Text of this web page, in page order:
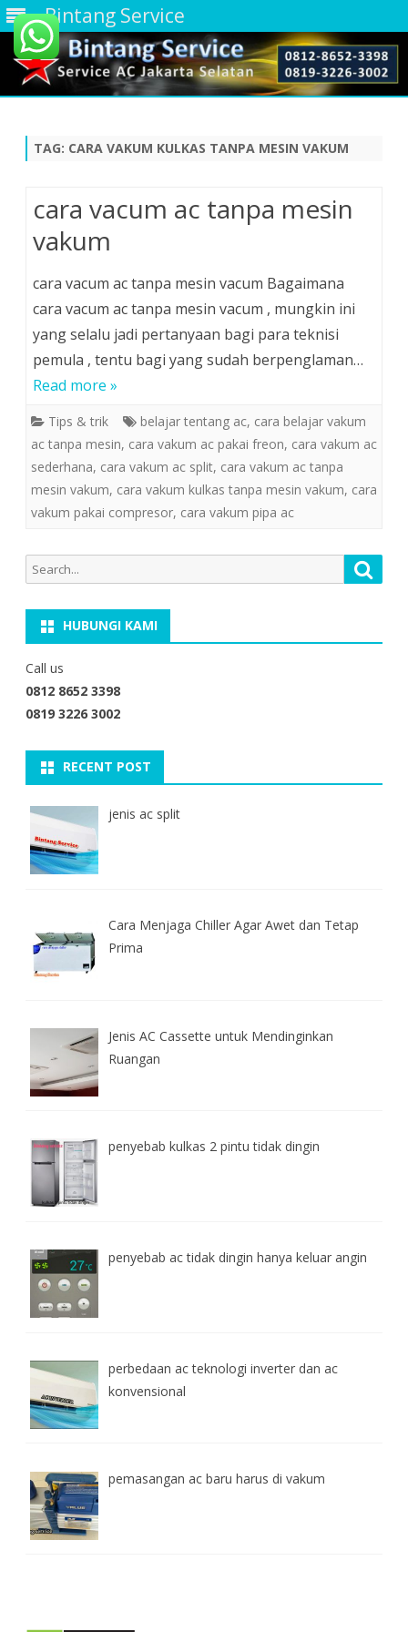
Bintang Service
TAG: CARA VAKUM KULKAS TANPA MESIN VAKUM
cara vacum ac tanpa mesin
vakum
cara vacum ac tanpa mesin vacum Bagaimana
cara vacum ac tanpa mesin vacum , mungkin ini
yang selalu jadi pertanyaan bagi para teknisi
pemula , tentu bagi yang sudah berpenglaman…
Read more »
Tips & trik belajar tentang ac, cara belajar vakum
ac tanpa mesin, cara vakum ac pakai freon, cara vakum ac
sederhana, cara vakum ac split, cara vakum ac tanpa
mesin vakum, cara vakum kulkas tanpa mesin vakum, cara
vakum pakai compresor, cara vakum pipa ac
Search
for:
HUBUNGI KAMI
Call us
0812 8652 3398
0819 3226 3002
RECENT POST
jenis ac split
Cara Menjaga Chiller Agar Awet dan Tetap
Prima
Jenis AC Cassette untuk Mendinginkan
Ruangan
penyebab kulkas 2 pintu tidak dingin
penyebab ac tidak dingin hanya keluar angin
perbedaan ac teknologi inverter dan ac
konvensional
pemasangan ac baru harus di vakum